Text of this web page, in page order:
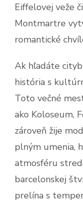
Eiffelovej veže
Montmartre
romantické
Ak hľadáte
história s
Toto večné
ako Koloseum,
zároveň žije
plným umenia,
atmosféru
barcelonskej
prelína s